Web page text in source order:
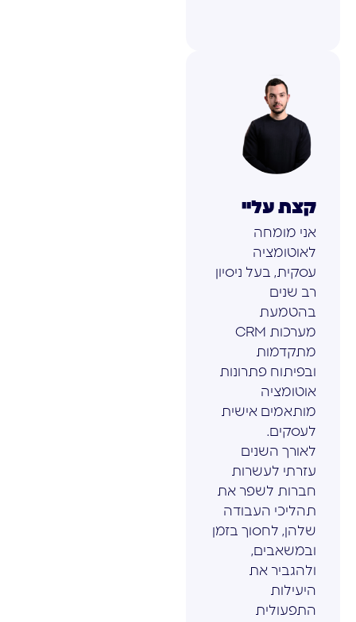
קצת עליי
אני מומחה
לאוטומציה
עסקית, בעל ניסיון
רב שנים
בהטמעת
מערכות CRM
מתקדמות
ובפיתוח פתרונות
אוטומציה
מותאמים אישית
לעסקים.
לאורך השנים
עזרתי לעשרות
חברות לשפר את
תהליכי העבודה
שלהן, לחסוך בזמן
ובמשאבים,
ולהגביר את
היעילות
התפעולית